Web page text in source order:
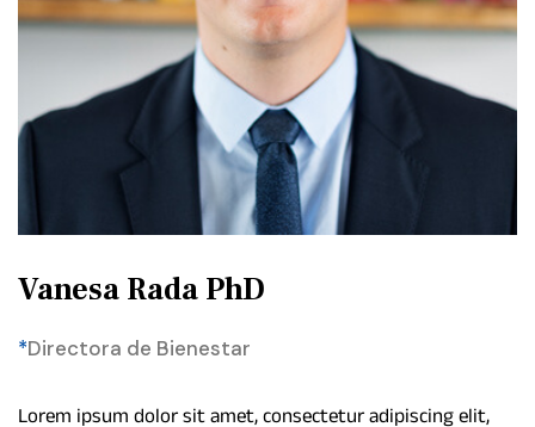
Vanesa Rada PhD
*Directora de Bienestar
Lorem ipsum dolor sit amet, consectetur adipiscing elit,